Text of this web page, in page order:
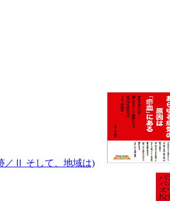
／Ⅱ そして、地域は)